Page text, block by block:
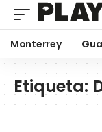
Monterrey
Etiqueta: